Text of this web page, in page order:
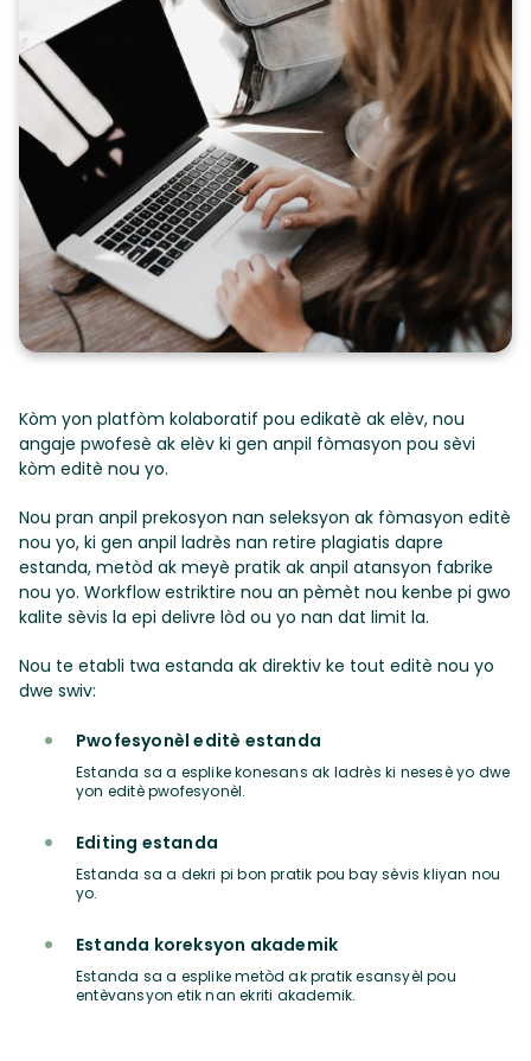
Kòm yon platfòm kolaboratif pou edikatè ak elèv, nou
angaje pwofesè ak elèv ki gen anpil fòmasyon pou sèvi
kòm editè nou yo.
Nou pran anpil prekosyon nan seleksyon ak fòmasyon editè
nou yo, ki gen anpil ladrès nan retire plagiatis dapre
estanda, metòd ak meyè pratik ak anpil atansyon fabrike
nou yo. Workflow estriktire nou an pèmèt nou kenbe pi gwo
kalite sèvis la epi delivre lòd ou yo nan dat limit la.
Nou te etabli twa estanda ak direktiv ke tout editè nou yo
dwe swiv:
Pwofesyonèl editè estanda
Estanda sa a esplike konesans ak ladrès ki nesesè yo dwe
yon editè pwofesyonèl.
Editing estanda
Estanda sa a dekri pi bon pratik pou bay sèvis kliyan nou
yo.
Estanda koreksyon akademik
Estanda sa a esplike metòd ak pratik esansyèl pou
entèvansyon etik nan ekriti akademik.